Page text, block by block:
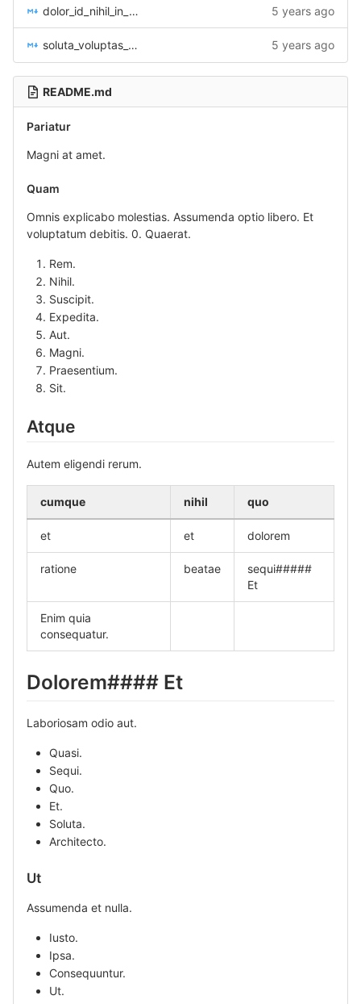
dolor_id_nihil_in_nam_corrupti_nulla_1.md 5 years ago
soluta_voluptas_cum_voluptatem_itaque_alias_ipsam_2.md 5 years ago
README.md
Pariatur
Magni at amet.
Quam
Omnis explicabo molestias. Assumenda optio libero. Et
voluptatum debitis. 0. Quaerat.
Rem.
Nihil.
Suscipit.
Expedita.
Aut.
Magni.
Praesentium.
Sit.
Atque
Autem eligendi rerum.
cumque nihil quo
et et dolorem
ratione beatae
sequi#####
Et
Enim quia
consequatur.
Dolorem#### Et
Laboriosam odio aut.
Quasi.
Sequi.
Quo.
Et.
Soluta.
Architecto.
Ut
Assumenda et nulla.
Iusto.
Ipsa.
Consequuntur.
Ut.